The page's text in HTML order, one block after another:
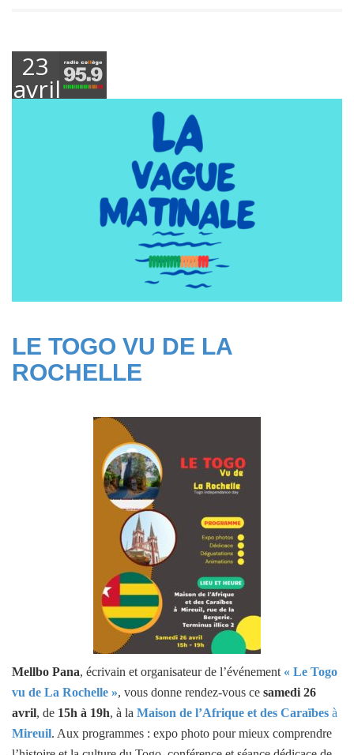
23
avril
LE TOGO VU DE LA
ROCHELLE
Mellbo Pana, écrivain et organisateur de l’événement « Le Togo
vu de La Rochelle », vous donne rendez-vous ce samedi 26
avril, de 15h à 19h, à la Maison de l’Afrique et des Caraïbes à
Mireuil. Aux programmes : expo photo pour mieux comprendre